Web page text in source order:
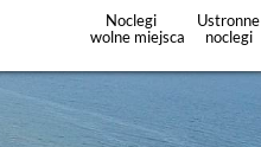
Noclegi
wolne miejsca
Ustronne
noclegi